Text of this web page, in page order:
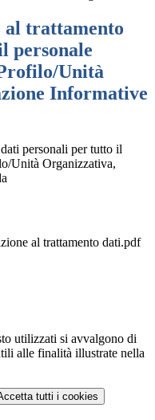
trattamento
personale
Unità
Informative
personali per tutto il
Unità Organizzativa,
al trattamento dati.pdf
utilizzati si avvalgono di
alle finalità illustrate nella
tutti i cookies